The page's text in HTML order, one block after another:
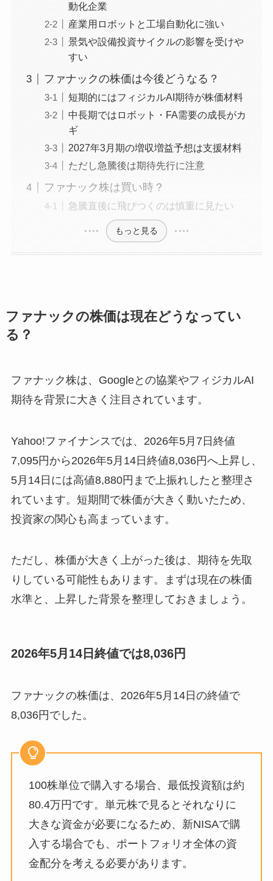
動化企業
産業用ロボットと工場自動化に強い
景気や設備投資サイクルの影響を受けや
すい
ファナックの株価は今後どうなる？
短期的にはフィジカルAI期待が株価材料
中長期ではロボット・FA需要の成長がカ
ギ
2027年3月期の増収増益予想は支援材料
ただし急騰後は期待先行に注意
ファナック株は買い時？
急騰直後に飛びつくのは慎重に見たい
もっと見る
ファナックの株価は現在どうなってい
る？
ファナック株は、Googleとの協業やフィジカルAI
期待を背景に大きく注目されています。
Yahoo!ファイナンスでは、2026年5月7日終値
7,095円から2026年5月14日終値8,036円へ上昇し、
5月14日には高値8,880円まで上振れしたと整理さ
れています。短期間で株価が大きく動いたため、
投資家の関心も高まっています。
ただし、株価が大きく上がった後は、期待を先取
りしている可能性もあります。まずは現在の株価
水準と、上昇した背景を整理しておきましょう。
2026年5月14日終値では8,036円
ファナックの株価は、2026年5月14日の終値で
8,036円でした。
100株単位で購入する場合、最低投資額は約
80.4万円です。単元株で見るとそれなりに
大きな資金が必要になるため、新NISAで購
入する場合でも、ポートフォリオ全体の資
金配分を考える必要があります。